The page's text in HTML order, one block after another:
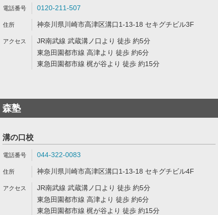
0120-211-507
神奈川県川崎市高津区溝口1-13-18 セキグチビル3F
JR南武線 武蔵溝ノ口より 徒歩 約5分
東急田園都市線 高津より 徒歩 約6分
東急田園都市線 梶が谷より 徒歩 約15分
森塾
溝の口校
044-322-0083
神奈川県川崎市高津区溝口1-13-18 セキグチビル4F
JR南武線 武蔵溝ノ口より 徒歩 約5分
東急田園都市線 高津より 徒歩 約6分
東急田園都市線 梶が谷より 徒歩 約15分